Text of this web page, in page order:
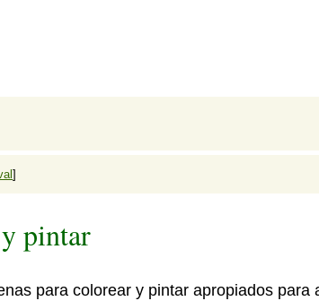
]
pintar
para colorear y pintar apropiados para